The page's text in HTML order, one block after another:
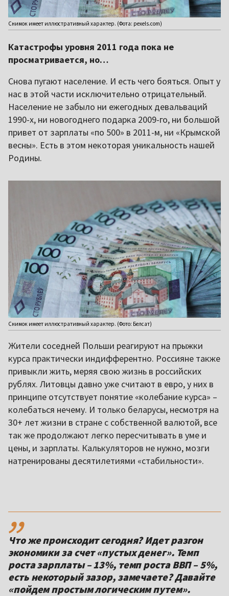
Снимок имеет иллюстративный характер. (Фота: pexels.com)
Катастрофы уровня 2011 года пока не
просматривается, но…
Снова пугают население. И есть чего бояться. Опыт у
нас в этой части исключительно отрицательный.
Население не забыло ни ежегодных девальваций
1990-х, ни новогоднего подарка 2009-го, ни большой
привет от зарплаты «по 500» в 2011-м, ни «Крымской
весны». Есть в этом некоторая уникальность нашей
Родины.
Снимок имеет иллюстративный характер. (Фото: Белсат)
Жители соседней Польши реагируют на прыжки
курса практически индифферентно. Россияне также
привыкли жить, меряя свою жизнь в российских
рублях. Литовцы давно уже считают в евро, у них в
принципе отсутствует понятие «колебание курса» –
колебаться нечему. И только беларусы, несмотря на
30+ лет жизни в стране с собственной валютой, все
так же продолжают легко пересчитывать в уме и
цены, и зарплаты. Калькуляторов не нужно, мозги
натренированы десятилетиями «стабильности».
,,
Что же происходит сегодня? Идет разгон
экономики за счет «пустых денег». Темп
роста зарплаты – 13%, темп роста ВВП – 5%,
есть некоторый зазор, замечаете? Давайте
«пойдем простым логическим путем».